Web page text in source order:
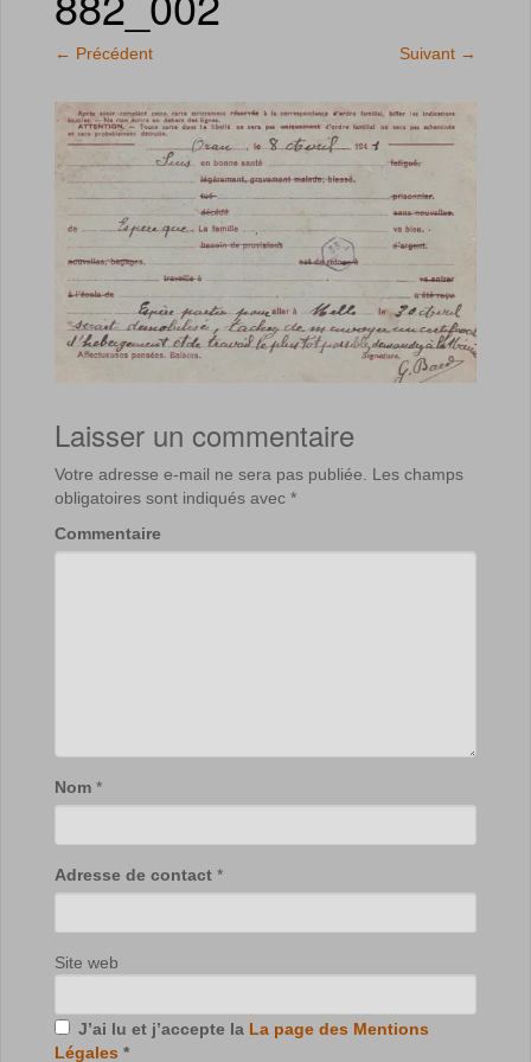
← Précédent Suivant →
Laisser un commentaire
Votre adresse e-mail ne sera pas publiée.
Les champs
obligatoires sont indiqués avec *
Commentaire
Nom *
Adresse de contact *
Site web
J’ai lu et j’accepte la La page des Mentions
Légales *